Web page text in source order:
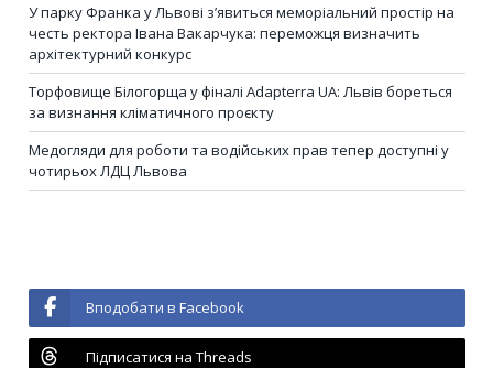
У парку Франка у Львові з’явиться меморіальний простір на
честь ректора Івана Вакарчука: переможця визначить
архітектурний конкурс
Торфовище Білогорща у фіналі Adapterra UA: Львів бореться
за визнання кліматичного проєкту
Медогляди для роботи та водійських прав тепер доступні у
чотирьох ЛДЦ Львова
Вподобати в Facebook
Підписатися на Threads